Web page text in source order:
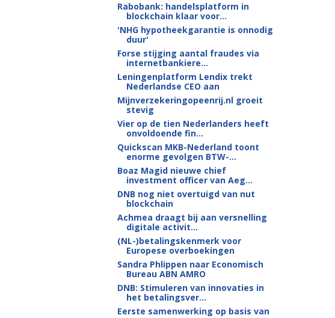
Rabobank: handelsplatform in
blockchain klaar voor...
'NHG hypotheekgarantie is onnodig
duur'
Forse stijging aantal fraudes via
internetbankiere...
Leningenplatform Lendix trekt
Nederlandse CEO aan
Mijnverzekeringopeenrij.nl groeit
stevig
Vier op de tien Nederlanders heeft
onvoldoende fin...
Quickscan MKB-Nederland toont
enorme gevolgen BTW-...
Boaz Magid nieuwe chief
investment officer van Aeg...
DNB nog niet overtuigd van nut
blockchain
Achmea draagt bij aan versnelling
digitale activit...
(NL-)betalingskenmerk voor
Europese overboekingen
Sandra Phlippen naar Economisch
Bureau ABN AMRO
DNB: Stimuleren van innovaties in
het betalingsver...
Eerste samenwerking op basis van